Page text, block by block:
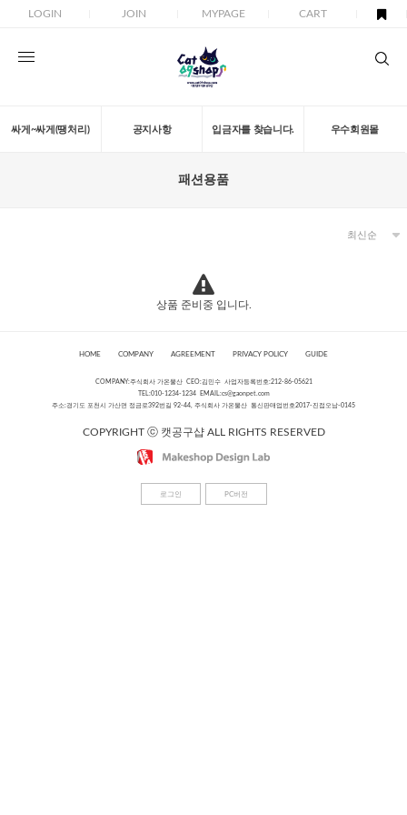
LOGIN JOIN MYPAGE CART
싸게~싸게(땡처리) 공지사항 입금자를 찾습니다. 우수회원몰
패션용품
상품 준비중 입니다.
HOME COMPANY AGREEMENT PRIVACY POLICY GUIDE
COMPANY:주식회사 가온물산 CEO:김민수 사업자등록번호:212-86-05621
TEL:010-1234-1234 EMAIL:cs@gaonpet.com
주소:경기도 포천시 가산면 정금로392번길 92-44, 주식회사 가온물산 통신판매업번호2017-진접오남-0145
COPYRIGHT ⓒ 캣공구샵 ALL RIGHTS RESERVED
로그인 PC버전